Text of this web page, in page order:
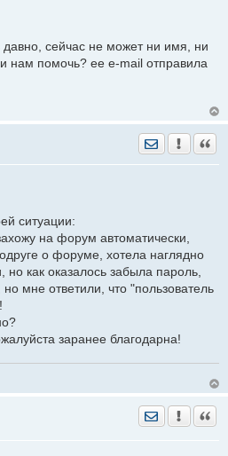
давно, сейчас не может ни имя, ни
нам помочь? ее e-mail отправила
Отправить
ситуации:
на форум автоматически,
о форуме, хотела наглядно
но как оказалось забыла пароль,
мне ответили, что "пользователь
заранее благодарна!
Отправить